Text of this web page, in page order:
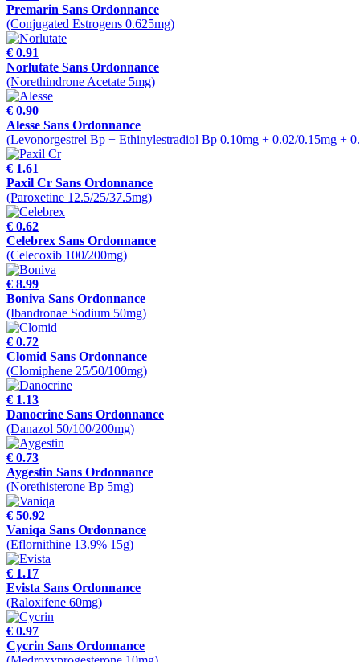
Premarin Sans Ordonnance
(Conjugated Estrogens 0.625mg)
€ 0.91
Norlutate Sans Ordonnance
(Norethindrone Acetate 5mg)
€ 0.90
Alesse Sans Ordonnance
(Levonorgestrel Bp + Ethinylestradiol Bp 0.10mg + 0.02/0.15mg +
€ 1.61
Paxil Cr Sans Ordonnance
(Paroxetine 12.5/25/37.5mg)
€ 0.62
Celebrex Sans Ordonnance
(Celecoxib 100/200mg)
€ 8.99
Boniva Sans Ordonnance
(Ibandronae Sodium 50mg)
€ 0.72
Clomid Sans Ordonnance
(Clomiphene 25/50/100mg)
€ 1.13
Danocrine Sans Ordonnance
(Danazol 50/100/200mg)
€ 0.73
Aygestin Sans Ordonnance
(Norethisterone Bp 5mg)
€ 50.92
Vaniqa Sans Ordonnance
(Eflornithine 13.9% 15g)
€ 1.17
Evista Sans Ordonnance
(Raloxifene 60mg)
€ 0.97
Cycrin Sans Ordonnance